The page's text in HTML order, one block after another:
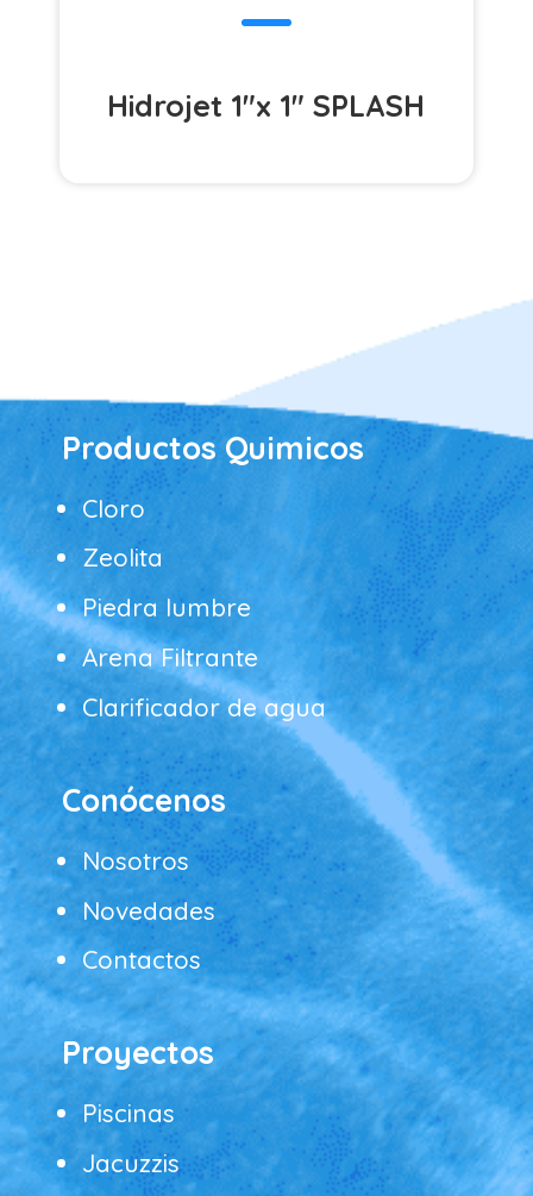
Hidrojet 1"x 1" SPLASH
Productos Quimicos
Cloro
Zeolita
Piedra lumbre
Arena Filtrante
Clarificador de agua
Conócenos
Nosotros
Novedades
Contactos
Proyectos
Piscinas
Jacuzzis